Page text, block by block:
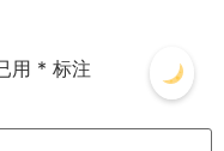
用 * 标注